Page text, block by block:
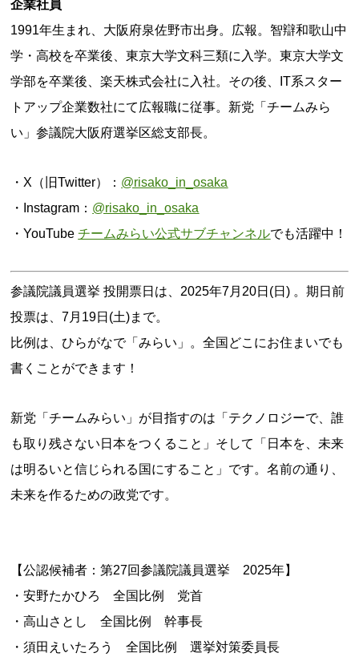
企業社員
1991年生まれ、大阪府泉佐野市出身。広報。智辯和歌山中
学・高校を卒業後、東京大学文科三類に入学。東京大学文
学部を卒業後、楽天株式会社に入社。その後、IT系スター
トアップ企業数社にて広報職に従事。新党「チームみら
い」参議院大阪府選挙区総支部長。
・X（旧Twitter）： @risako_in_osaka
・Instagram： @risako_in_osaka
・YouTubeチームみらい公式サブチャンネルでも活躍中！
参議院議員選挙 投開票日は、2025年7月20日(日) 。期日前
投票は、7月19日(土)まで。
比例は、ひらがなで「みらい」。全国どこにお住まいでも
書くことができます！
新党「チームみらい」が目指すのは「テクノロジーで、誰
も取り残さない日本をつくること」そして「日本を、未来
は明るいと信じられる国にすること」です。名前の通り、
未来を作るための政党です。
【公認候補者：第27回参議院議員選挙 2025年】
・安野たかひろ 全国比例 党首
・高山さとし 全国比例 幹事長
・須田えいたろう 全国比例 選挙対策委員長